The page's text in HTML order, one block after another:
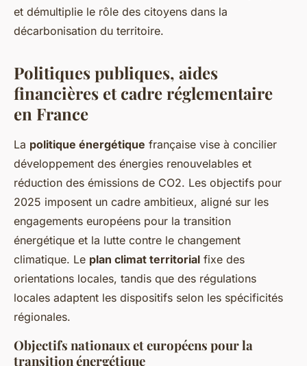
et démultiplie le rôle des citoyens dans la
décarbonisation du territoire.
Politiques publiques, aides
financières et cadre réglementaire
en France
La politique énergétique française vise à concilier
développement des énergies renouvelables et
réduction des émissions de CO2. Les objectifs pour
2025 imposent un cadre ambitieux, aligné sur les
engagements européens pour la transition
énergétique et la lutte contre le changement
climatique. Le plan climat territorial fixe des
orientations locales, tandis que des régulations
locales adaptent les dispositifs selon les spécificités
régionales.
Objectifs nationaux et européens pour la
transition énergétique